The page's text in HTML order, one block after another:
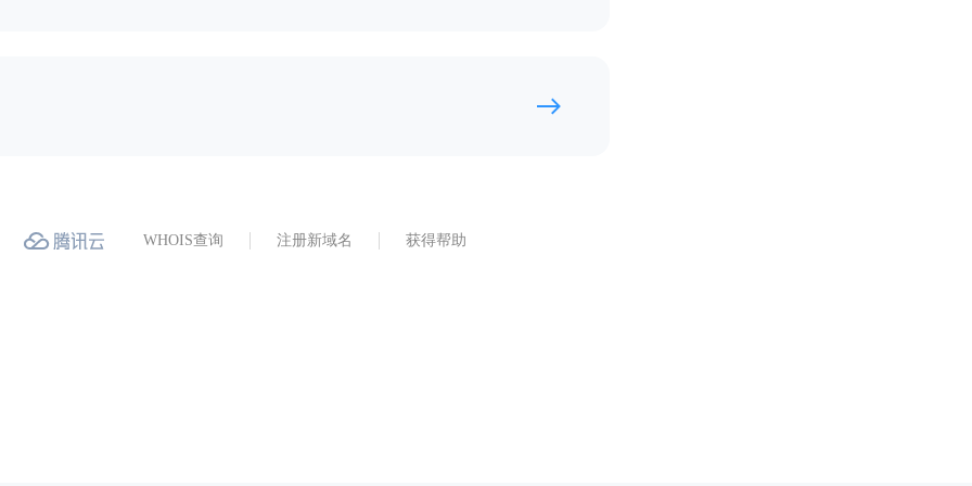
WHOIS查询 注册新域名 获得帮助